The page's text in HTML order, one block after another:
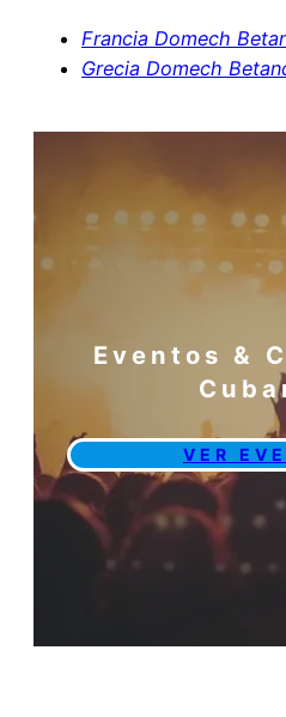
Francia Domech
Grecia Domech
Eventos &
VER